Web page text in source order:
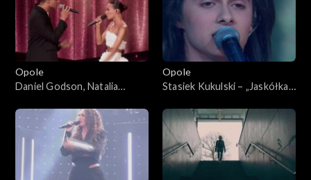
Opole
Daniel Godson, Natalia
KFPP: Koncert „Debiuty”
Opole
Stasiek Kukulski – „Jaskółka”.